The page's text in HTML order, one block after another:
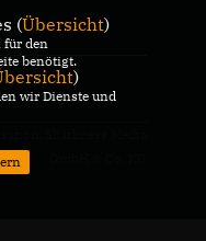
(Übersicht)
für den
benötigt.
)
wir Dienste und